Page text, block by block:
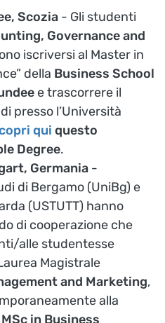
Scozia - Gli studenti
Governance and
iscriversi al Master in
della Business School
e trascorrere il
presso l’Università
qui questo
Degree.
Germania -
di Bergamo (UniBg) e
(USTUTT) hanno
di cooperazione che
alle studentesse
Magistrale
and Marketing,
alla
MSc in Business